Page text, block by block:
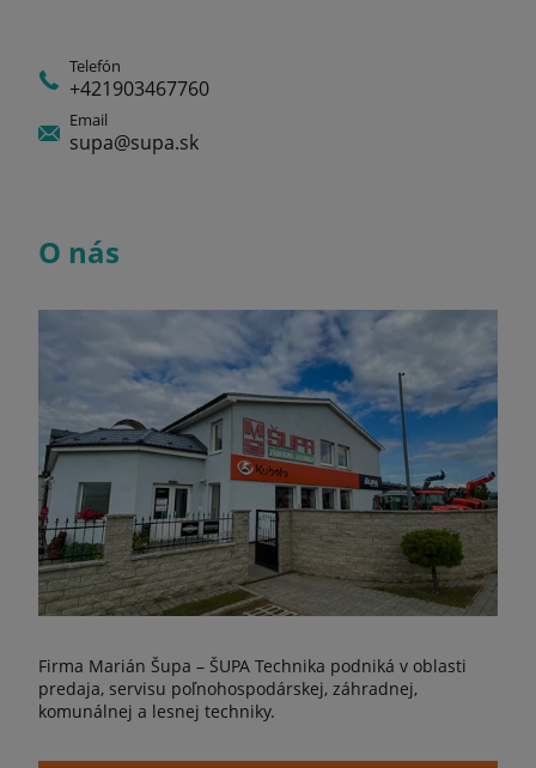
Telefón
+421903467760
Email
supa@supa.sk
O nás
Firma Marián Šupa – ŠUPA Technika podniká v oblasti
predaja, servisu poľnohospodárskej, záhradnej,
komunálnej a lesnej techniky.